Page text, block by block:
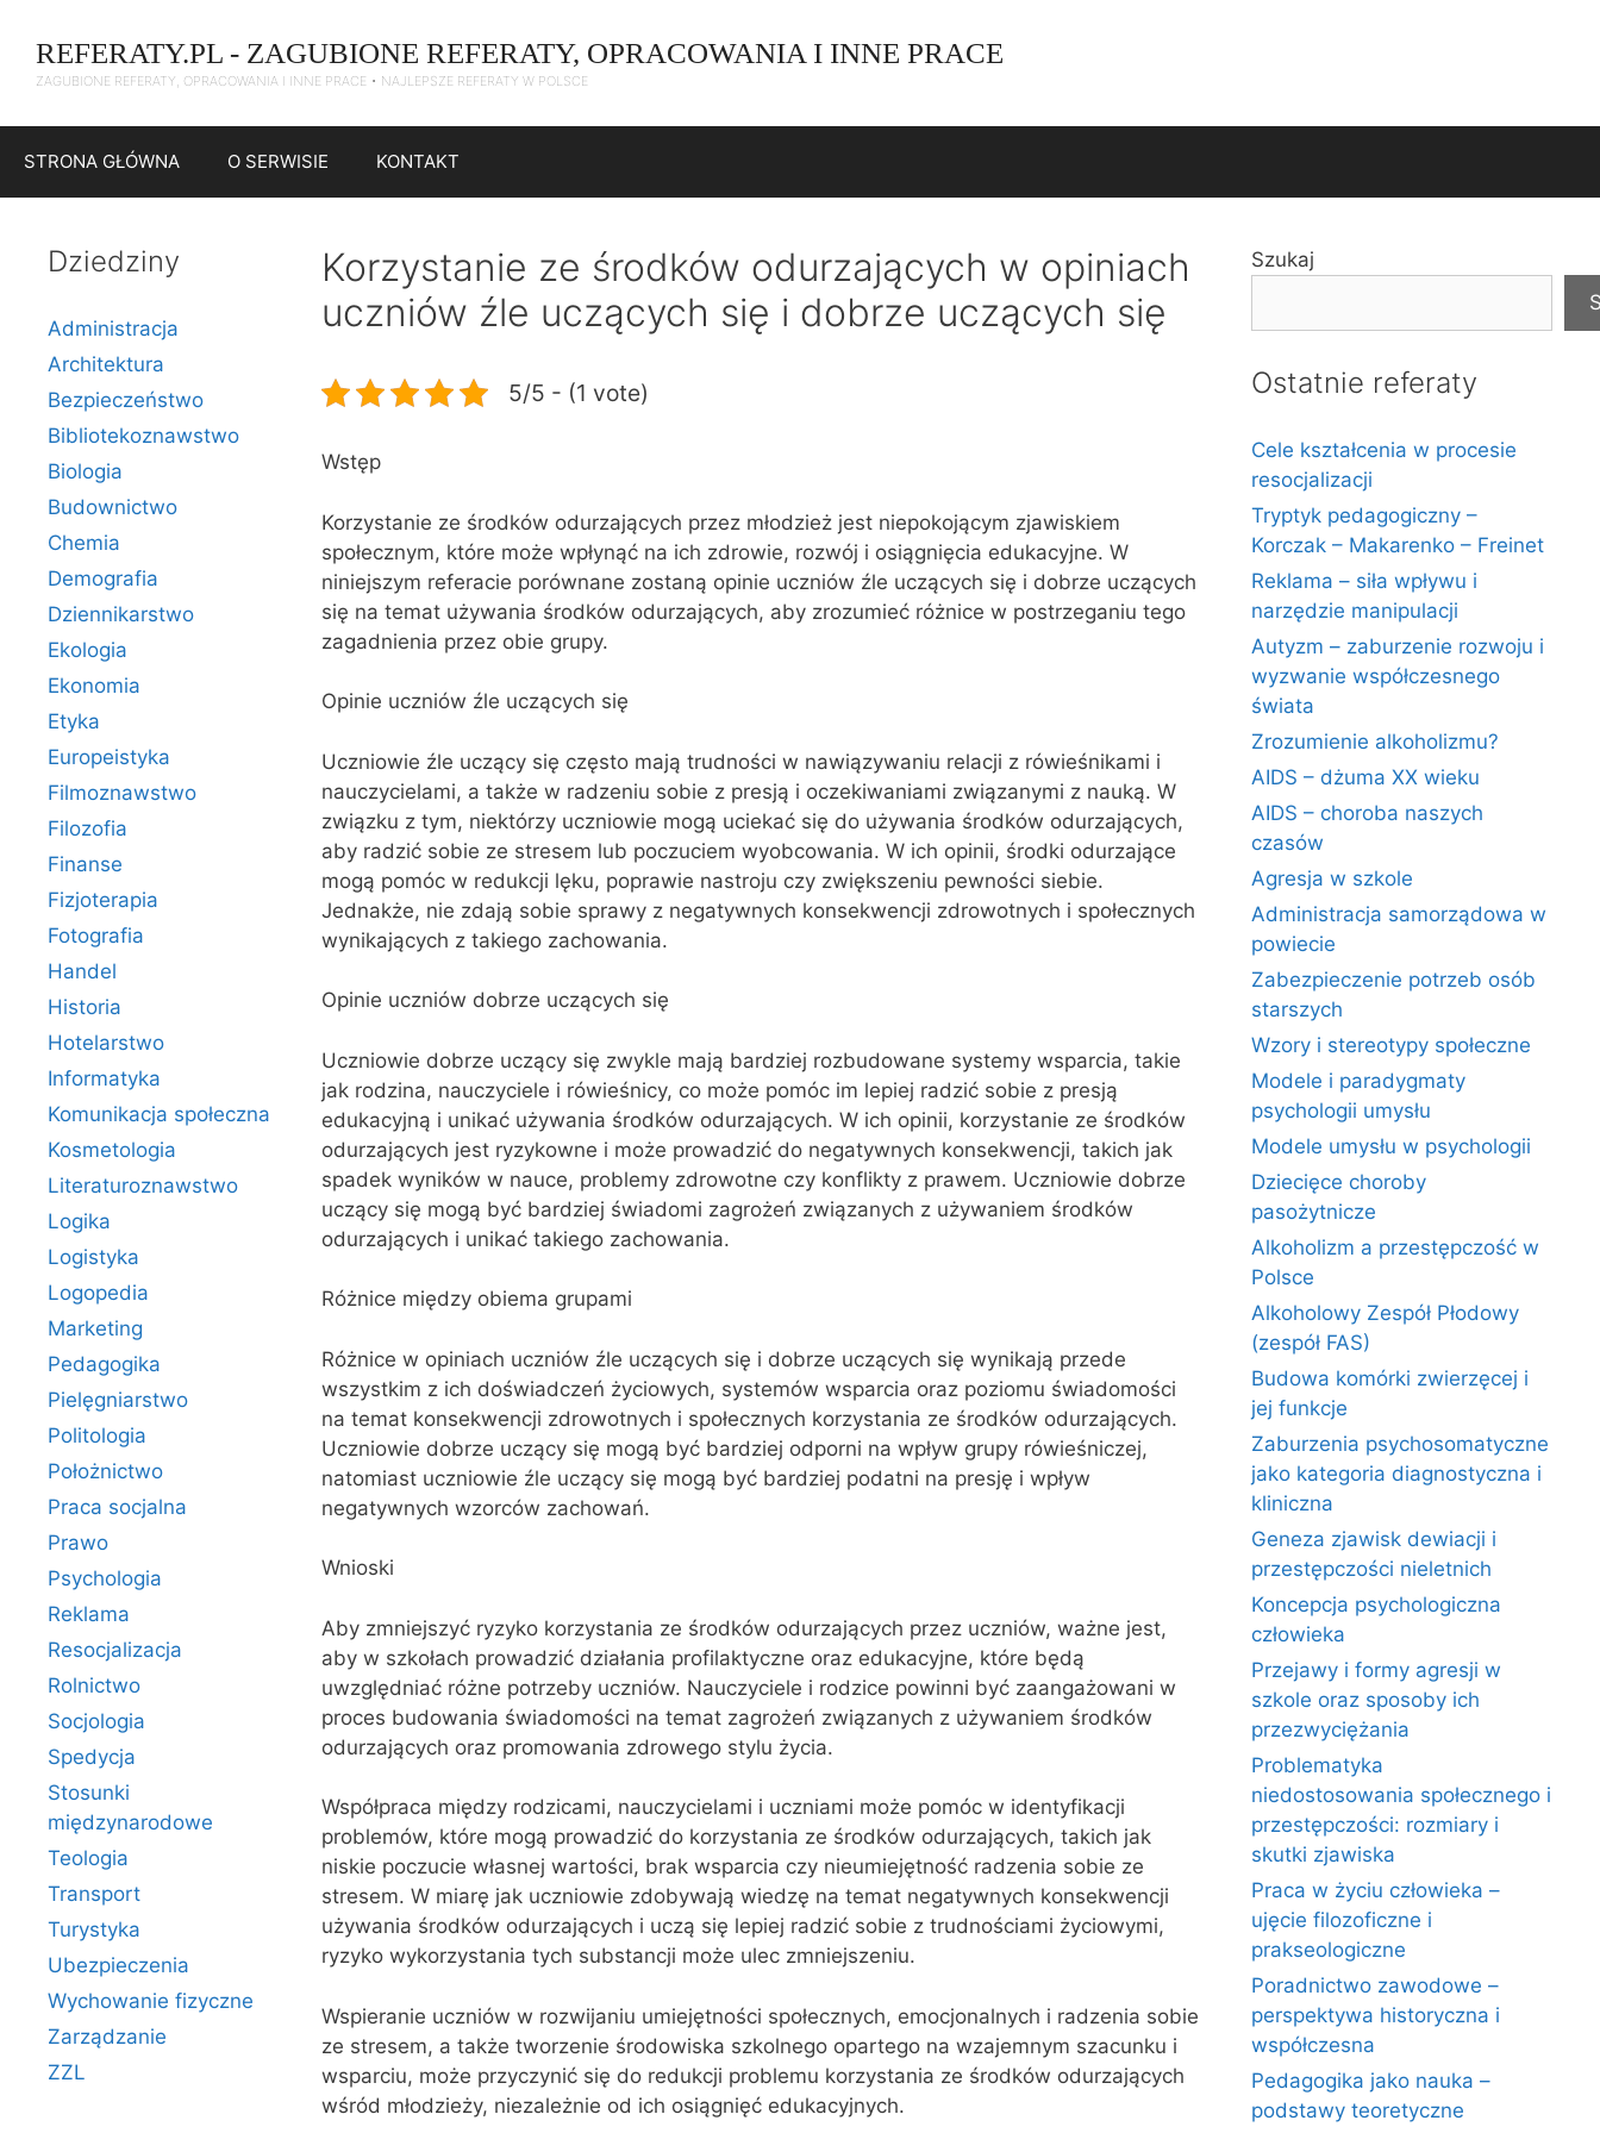
treści
REFERATY.PL - ZAGUBIONE REFERATY, OPRACOWANIA I INNE PRACE
ZAGUBIONE REFERATY, OPRACOWANIA I INNE PRACE • NAJLEPSZE REFERATY W POLSCE
STRONA GŁÓWNA O SERWISIE KONTAKT
Korzystanie ze środków odurzających w opiniach
uczniów źle uczących się i dobrze uczących się
5/5 - (1 vote)
Wstęp
Korzystanie ze środków odurzających przez młodzież jest niepokojącym zjawiskiem
społecznym, które może wpłynąć na ich zdrowie, rozwój i osiągnięcia edukacyjne. W
niniejszym referacie porównane zostaną opinie uczniów źle uczących się i dobrze uczących
się na temat używania środków odurzających, aby zrozumieć różnice w postrzeganiu tego
zagadnienia przez obie grupy.
Opinie uczniów źle uczących się
Uczniowie źle uczący się często mają trudności w nawiązywaniu relacji z rówieśnikami i
nauczycielami, a także w radzeniu sobie z presją i oczekiwaniami związanymi z nauką. W
związku z tym, niektórzy uczniowie mogą uciekać się do używania środków odurzających,
aby radzić sobie ze stresem lub poczuciem wyobcowania. W ich opinii, środki odurzające
mogą pomóc w redukcji lęku, poprawie nastroju czy zwiększeniu pewności siebie.
Jednakże, nie zdają sobie sprawy z negatywnych konsekwencji zdrowotnych i społecznych
wynikających z takiego zachowania.
Opinie uczniów dobrze uczących się
Uczniowie dobrze uczący się zwykle mają bardziej rozbudowane systemy wsparcia, takie
jak rodzina, nauczyciele i rówieśnicy, co może pomóc im lepiej radzić sobie z presją
edukacyjną i unikać używania środków odurzających. W ich opinii, korzystanie ze środków
odurzających jest ryzykowne i może prowadzić do negatywnych konsekwencji, takich jak
spadek wyników w nauce, problemy zdrowotne czy konflikty z prawem. Uczniowie dobrze
uczący się mogą być bardziej świadomi zagrożeń związanych z używaniem środków
odurzających i unikać takiego zachowania.
Różnice między obiema grupami
Różnice w opiniach uczniów źle uczących się i dobrze uczących się wynikają przede
wszystkim z ich doświadczeń życiowych, systemów wsparcia oraz poziomu świadomości
na temat konsekwencji zdrowotnych i społecznych korzystania ze środków odurzających.
Uczniowie dobrze uczący się mogą być bardziej odporni na wpływ grupy rówieśniczej,
natomiast uczniowie źle uczący się mogą być bardziej podatni na presję i wpływ
negatywnych wzorców zachowań.
Wnioski
Aby zmniejszyć ryzyko korzystania ze środków odurzających przez uczniów, ważne jest,
aby w szkołach prowadzić działania profilaktyczne oraz edukacyjne, które będą
uwzględniać różne potrzeby uczniów. Nauczyciele i rodzice powinni być zaangażowani w
proces budowania świadomości na temat zagrożeń związanych z używaniem środków
odurzających oraz promowania zdrowego stylu życia.
Współpraca między rodzicami, nauczycielami i uczniami może pomóc w identyfikacji
problemów, które mogą prowadzić do korzystania ze środków odurzających, takich jak
niskie poczucie własnej wartości, brak wsparcia czy nieumiejętność radzenia sobie ze
stresem. W miarę jak uczniowie zdobywają wiedzę na temat negatywnych konsekwencji
używania środków odurzających i uczą się lepiej radzić sobie z trudnościami życiowymi,
ryzyko wykorzystania tych substancji może ulec zmniejszeniu.
Wspieranie uczniów w rozwijaniu umiejętności społecznych, emocjonalnych i radzenia sobie
ze stresem, a także tworzenie środowiska szkolnego opartego na wzajemnym szacunku i
wsparciu, może przyczynić się do redukcji problemu korzystania ze środków odurzających
wśród młodzieży, niezależnie od ich osiągnięć edukacyjnych.
Dziedziny
Administracja
Architektura
Bezpieczeństwo
Bibliotekoznawstwo
Biologia
Budownictwo
Chemia
Demografia
Dziennikarstwo
Ekologia
Ekonomia
Etyka
Europeistyka
Filmoznawstwo
Filozofia
Finanse
Fizjoterapia
Fotografia
Handel
Historia
Hotelarstwo
Informatyka
Komunikacja społeczna
Kosmetologia
Literaturoznawstwo
Logika
Logistyka
Logopedia
Marketing
Pedagogika
Pielęgniarstwo
Politologia
Położnictwo
Praca socjalna
Prawo
Psychologia
Reklama
Resocjalizacja
Rolnictwo
Socjologia
Spedycja
Stosunki
międzynarodowe
Teologia
Transport
Turystyka
Ubezpieczenia
Wychowanie fizyczne
Zarządzanie
ZZL
Szukaj
Ostatnie referaty
Cele kształcenia w procesie
resocjalizacji
Tryptyk pedagogiczny –
Korczak – Makarenko – Freinet
Reklama – siła wpływu i
narzędzie manipulacji
Autyzm – zaburzenie rozwoju i
wyzwanie współczesnego
świata
Zrozumienie alkoholizmu?
AIDS – dżuma XX wieku
AIDS – choroba naszych
czasów
Agresja w szkole
Administracja samorządowa w
powiecie
Zabezpieczenie potrzeb osób
starszych
Wzory i stereotypy społeczne
Modele i paradygmaty
psychologii umysłu
Modele umysłu w psychologii
Dziecięce choroby
pasożytnicze
Alkoholizm a przestępczość w
Polsce
Alkoholowy Zespół Płodowy
(zespół FAS)
Budowa komórki zwierzęcej i
jej funkcje
Zaburzenia psychosomatyczne
jako kategoria diagnostyczna i
kliniczna
Geneza zjawisk dewiacji i
przestępczości nieletnich
Koncepcja psychologiczna
człowieka
Przejawy i formy agresji w
szkole oraz sposoby ich
przezwyciężania
Problematyka
niedostosowania społecznego i
przestępczości: rozmiary i
skutki zjawiska
Praca w życiu człowieka –
ujęcie filozoficzne i
prakseologiczne
Poradnictwo zawodowe –
perspektywa historyczna i
współczesna
Pedagogika jako nauka –
podstawy teoretyczne